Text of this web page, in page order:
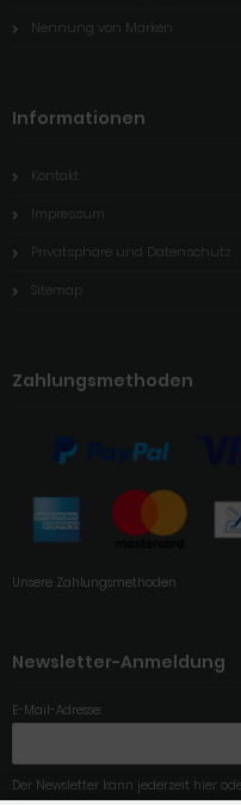
Nennung von Marken
Informationen
Kontakt
Impressum
Privatsphäre und Datenschutz
Sitemap
Zahlungsmethoden
Unsere Zahlungsmethoden
Newsletter-Anmeldung
E-Mail-Adresse:
Der Newsletter kann jederzeit hier